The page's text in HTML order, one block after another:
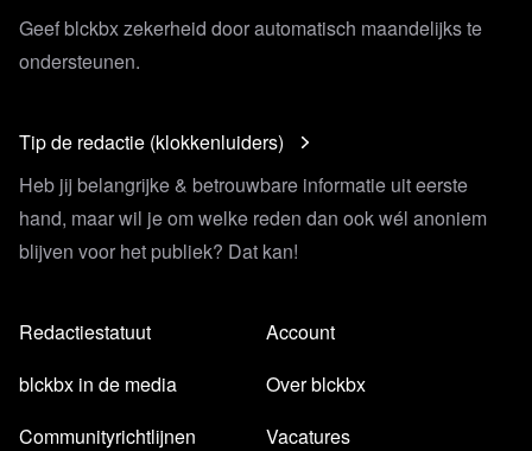
Geef blckbx zekerheid door automatisch maandelijks te
ondersteunen.
Tip de redactie (klokkenluiders)
Heb jij belangrijke & betrouwbare informatie uit eerste
hand, maar wil je om welke reden dan ook wél anoniem
blijven voor het publiek? Dat kan!
Redactiestatuut
blckbx in de media
Communityrichtlijnen
Account
Over blckbx
Vacatures